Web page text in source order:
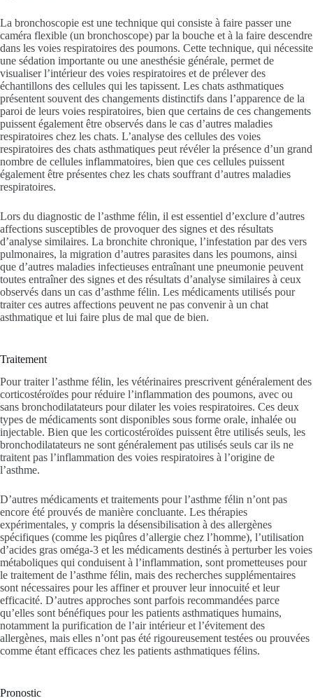
La bronchoscopie est une technique qui consiste à faire passer une
caméra flexible (un bronchoscope) par la bouche et à la faire descendre
dans les voies respiratoires des poumons. Cette technique, qui nécessite
une sédation importante ou une anesthésie générale, permet de
visualiser l’intérieur des voies respiratoires et de prélever des
échantillons des cellules qui les tapissent. Les chats asthmatiques
présentent souvent des changements distinctifs dans l’apparence de la
paroi de leurs voies respiratoires, bien que certains de ces changements
puissent également être observés dans le cas d’autres maladies
respiratoires chez les chats. L’analyse des cellules des voies
respiratoires des chats asthmatiques peut révéler la présence d’un grand
nombre de cellules inflammatoires, bien que ces cellules puissent
également être présentes chez les chats souffrant d’autres maladies
respiratoires.
Lors du diagnostic de l’asthme félin, il est essentiel d’exclure d’autres
affections susceptibles de provoquer des signes et des résultats
d’analyse similaires. La bronchite chronique, l’infestation par des vers
pulmonaires, la migration d’autres parasites dans les poumons, ainsi
que d’autres maladies infectieuses entraînant une pneumonie peuvent
toutes entraîner des signes et des résultats d’analyse similaires à ceux
observés dans un cas d’asthme félin. Les médicaments utilisés pour
traiter ces autres affections peuvent ne pas convenir à un chat
asthmatique et lui faire plus de mal que de bien.
Traitement
Pour traiter l’asthme félin, les vétérinaires prescrivent généralement des
corticostéroïdes pour réduire l’inflammation des poumons, avec ou
sans bronchodilatateurs pour dilater les voies respiratoires. Ces deux
types de médicaments sont disponibles sous forme orale, inhalée ou
injectable. Bien que les corticostéroïdes puissent être utilisés seuls, les
bronchodilatateurs ne sont généralement pas utilisés seuls car ils ne
traitent pas l’inflammation des voies respiratoires à l’origine de
l’asthme.
D’autres médicaments et traitements pour l’asthme félin n’ont pas
encore été prouvés de manière concluante. Les thérapies
expérimentales, y compris la désensibilisation à des allergènes
spécifiques (comme les piqûres d’allergie chez l’homme), l’utilisation
d’acides gras oméga-3 et les médicaments destinés à perturber les voies
métaboliques qui conduisent à l’inflammation, sont prometteuses pour
le traitement de l’asthme félin, mais des recherches supplémentaires
sont nécessaires pour les affiner et prouver leur innocuité et leur
efficacité. D’autres approches sont parfois recommandées parce
qu’elles sont bénéfiques pour les patients asthmatiques humains,
notamment la purification de l’air intérieur et l’évitement des
allergènes, mais elles n’ont pas été rigoureusement testées ou prouvées
comme étant efficaces chez les patients asthmatiques félins.
Pronostic